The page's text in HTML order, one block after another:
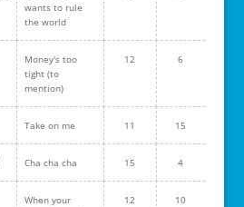
wants to rule
the world
Money's too
tight (to
mention)
12 6
Take on me 11 15
Cha cha cha 15 4
When your
12 10